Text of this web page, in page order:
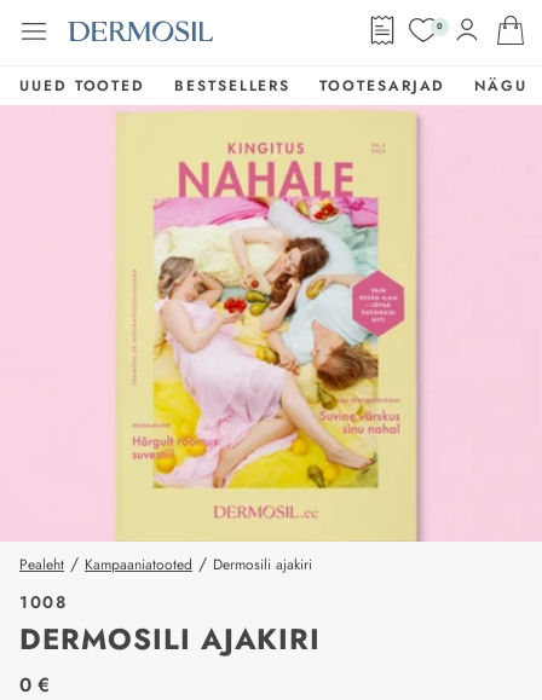
0
UUED TOOTED BESTSELLERS TOOTESARJAD NÄGU
Pealeht / Kampaaniatooted / Dermosili ajakiri
1008
DERMOSILI AJAKIRI
price_label
0 €